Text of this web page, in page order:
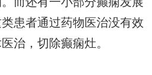
患者通过药物医治没有效
治，切除癫痫灶。